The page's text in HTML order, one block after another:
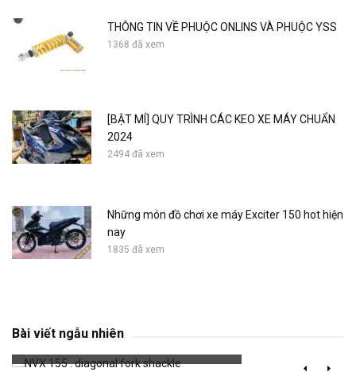
THÔNG TIN VỀ PHUỘC ONLINS VÀ PHUỘC YSS
1368 đã xem
[BẬT MÍ] QUY TRÌNH CÁC KEO XE MÁY CHUẨN
2024
2494 đã xem
Những món đồ chơi xe máy Exciter 150 hot hiện
nay
1835 đã xem
Bài viết ngẫu nhiên
NVX 155 . diagonal fork shackle